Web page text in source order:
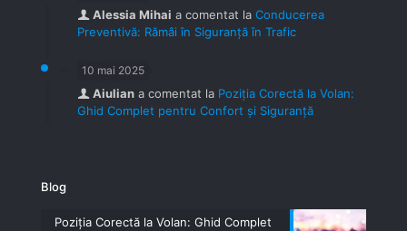
Alessia Mihai a comentat la Conducerea
Preventivă: Rămâi în Siguranță în Trafic
10 mai 2025
Aiulian a comentat la Poziția Corectă la Volan:
Ghid Complet pentru Confort și Siguranță
Blog
Poziția Corectă la Volan: Ghid Complet